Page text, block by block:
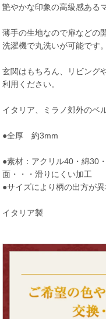
艶やかな印象の高級感ある
薄手の生地なので扉などの
洗濯機で丸洗いが可能です。
玄関はもちろん、リビング
利用ください。
イタリア、ミラノ郊外のベ
●全厚 約3mm
●素材：アクリル40・綿30
面・・・滑りにくい加工
●サイズにより柄の出方が異
イタリア製